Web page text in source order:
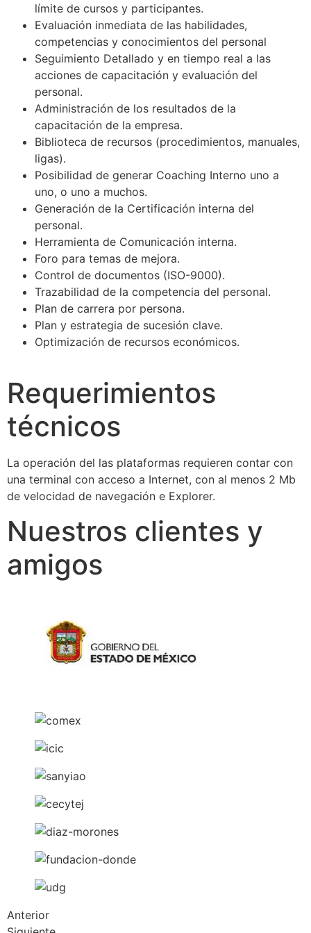
límite de cursos y participantes.
Evaluación inmediata de las habilidades,
competencias y conocimientos del personal
Seguimiento Detallado y en tiempo real a las
acciones de capacitación y evaluación del
personal.
Administración de los resultados de la
capacitación de la empresa.
Biblioteca de recursos (procedimientos, manuales,
ligas).
Posibilidad de generar Coaching Interno uno a
uno, o uno a muchos.
Generación de la Certificación interna del
personal.
Herramienta de Comunicación interna.
Foro para temas de mejora.
Control de documentos (ISO-9000).
Trazabilidad de la competencia del personal.
Plan de carrera por persona.
Plan y estrategia de sucesión clave.
Optimización de recursos económicos.
Requerimientos
técnicos
La operación del las plataformas requieren contar con
una terminal con acceso a Internet, con al menos 2 Mb
de velocidad de navegación e Explorer.
Nuestros clientes y
amigos
Anterior